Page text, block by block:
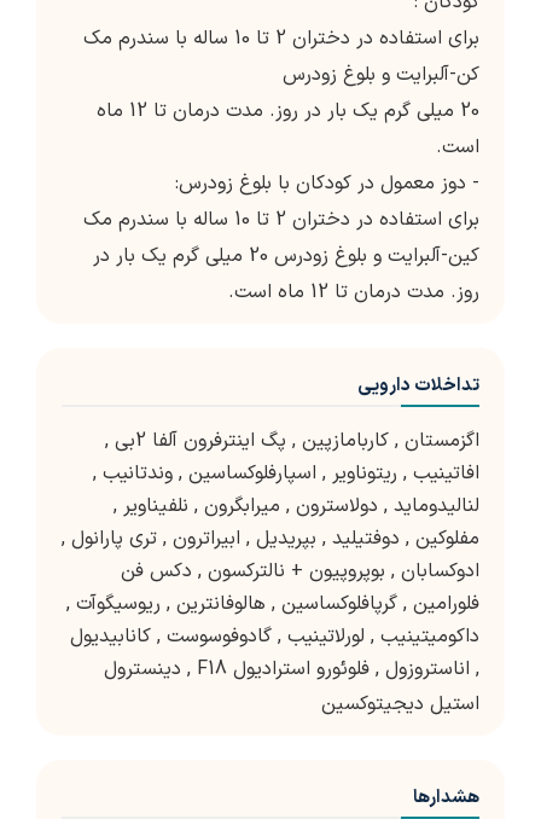
برای استفاده در دختران 2 تا 10 ساله با سندرم مک
کن-آلبرایت و بلوغ زودرس
20 میلی گرم یک بار در روز. مدت درمان تا 12 ماه
است.
- دوز معمول در کودکان با بلوغ زودرس:
برای استفاده در دختران 2 تا 10 ساله با سندرم مک
کین-آلبرایت و بلوغ زودرس 20 میلی گرم یک بار در
روز. مدت درمان تا 12 ماه است.
تداخلات دارویی
اگزمستان , کاربامازپین , پگ اینترفرون آلفا 2بی
,
افاتینیب , ریتوناویر , اسپارفلوکساسین , وندتانیب ,
لنالیدوماید , دولاسترون , میرابگرون , نلفیناویر ,
مفلوکین , دوفتیلید , بپریدیل , ابیراترون , تری پارانول ,
ادوکسابان , بوپروپیون + نالترکسون , دکس فن
فلورامین , گرپافلوکساسین , هالوفانترین , ریوسیگوآت ,
داکومیتینیب , لورلاتینیب , گادوفوسوست , کانابیدیول
, اناستروزول , فلوئورو استرادیول F18 , دینسترول
استیل دیجیتوکسین
هشدارها